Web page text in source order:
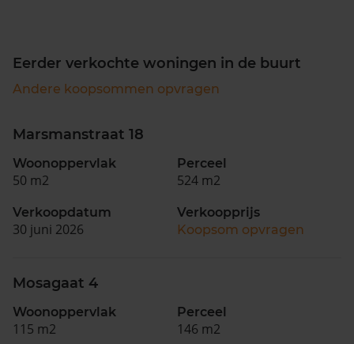
Eerder verkochte woningen in de buurt
Andere koopsommen opvragen
Marsmanstraat 18
Woonoppervlak
50 m2
Perceel
524 m2
Verkoopdatum
30 juni 2026
Verkoopprijs
Koopsom opvragen
Mosagaat 4
Woonoppervlak
115 m2
Perceel
146 m2